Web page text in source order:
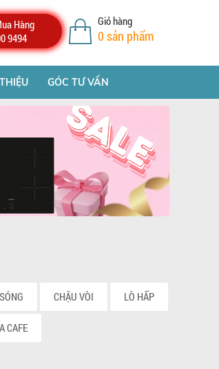
Hàng
9494
Giỏ hàng
0 sản phẩm
GÓC TƯ VẤN
CHẬU VÒI LÒ HẤP
CAFE